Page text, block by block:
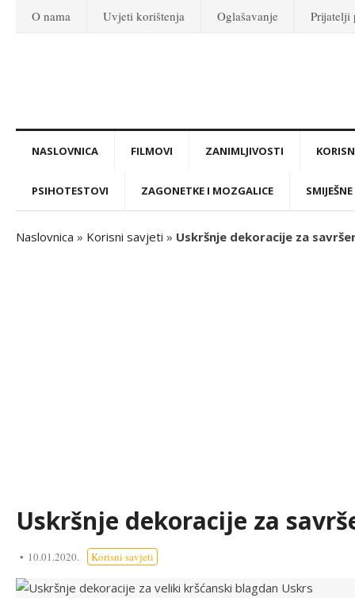
O nama Uvjeti korištenja Oglašavanje Prijatelji
NASLOVNICA FILMOVI ZANIMLJIVOSTI
PSIHOTESTOVI ZAGONETKE I MOZGALICE
Naslovnica » Korisni savjeti » Uskršnje dekoracije za
Uskršnje dekoracije za
10.01.2020. Korisni savjeti